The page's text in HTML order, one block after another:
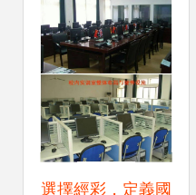
選擇經彩，定義國